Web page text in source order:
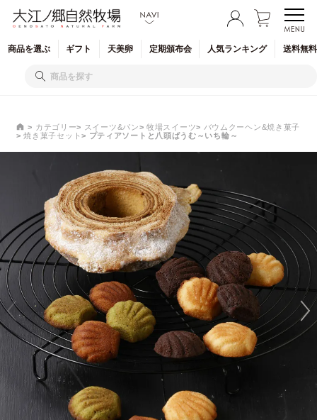
商品を選ぶ ギフト 天美卵 定期頒布会 人気ランキング 送料無
カテゴリー スイーツ&パン 牧場スイーツ
バウムクーヘン&焼き菓子
焼き菓子セット
プティアソートと八頭ばうむ～いち輪～